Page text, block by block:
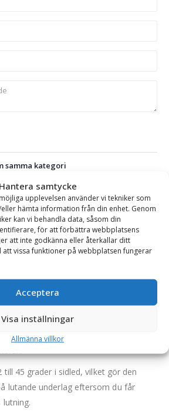
Hantera samtycke
upplevelsen använder vi tekniker som
hämta information från din enhet. Genom
kan vi behandla data, såsom din
för att förbättra webbplatsens
att inte godkänna eller återkallar ditt
att vissa funktioner på webbplatsen fungerar
Acceptera
Visa inställningar
Allmänna villkor
samma kategori
med liggande cylindrar för
med grävmaskin.
om det gäller entreprenad,
till 45 grader i sidled, vilket gör den
lutande underlag eftersom du får